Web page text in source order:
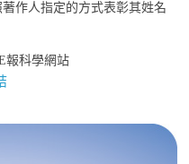
作人指定的方式表彰其姓名
報科學網站